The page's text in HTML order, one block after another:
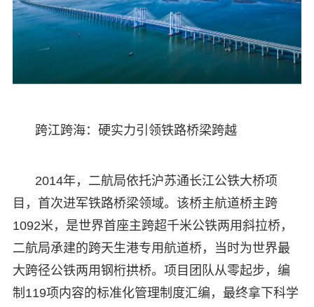
跨江跨海：硬实力引领铁路桥梁跨越
2014年，二航局依托沪苏通长江公铁大桥项
目，首次进军铁路桥梁领域。该桥主航道桥主跨
1092米，是世界首座主跨超千米公铁两用斜拉桥，
二航局承建的跨天生港专用航道桥，当时为世界最
大跨径公铁两用钢桁拱桥。项目团队从零起步，编
制119项内容的标准化管理制度汇编，最终拿下科学